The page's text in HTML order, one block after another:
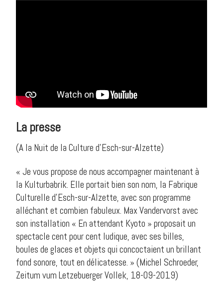
La presse
(A la Nuit de la Culture d’Esch-sur-Alzette)
« Je vous propose de nous accompagner maintenant à
la Kulturbabrik. Elle portait bien son nom, la Fabrique
Culturelle d’Esch-sur-Alzette, avec son programme
alléchant et combien fabuleux. Max Vandervorst avec
son installation « En attendant Kyoto » proposait un
spectacle cent pour cent ludique, avec ses billes,
boules de glaces et objets qui concoctaient un brillant
fond sonore, tout en délicatesse. » (Michel Schroeder,
Zeitum vum Letzebuerger Vollek, 18-09-2019)